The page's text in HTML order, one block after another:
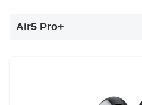
Air5 Pro+